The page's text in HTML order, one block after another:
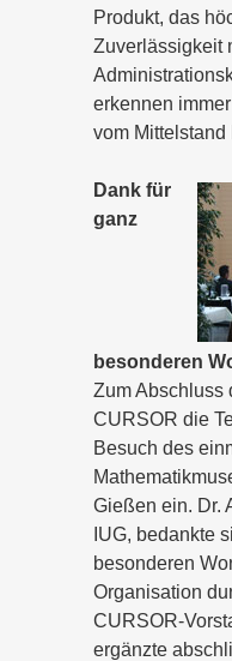
Produkt, das
Zuverlässigkeit
erkennen
vom
Dank für
ganz
besonderen
Zum Abschluss
CURSOR die
Besuch des
Gießen ein. Dr.
IUG, bedankte
besonderen
Organisation
CURSOR-
ergänzte